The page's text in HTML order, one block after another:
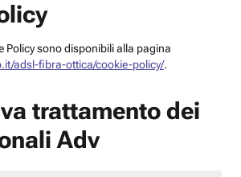
Policy sono disponibili alla pagina
adsl-fibra-ottica/cookie-policy/.
trattamento dei
Adv